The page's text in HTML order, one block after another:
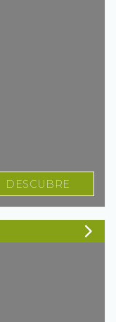
DESCUBRE